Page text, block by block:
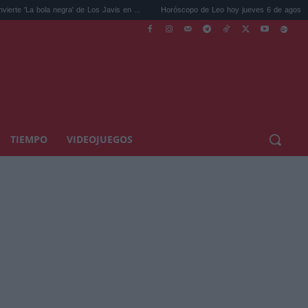
negra' de Los Javis en ... Horóscopo de Leo hoy jueves 6 de agosto: tu intuic...
TIEMPO VIDEOJUEGOS